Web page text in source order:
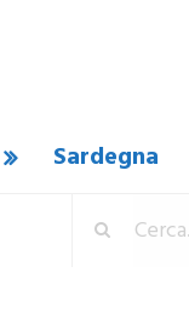
Sardegna